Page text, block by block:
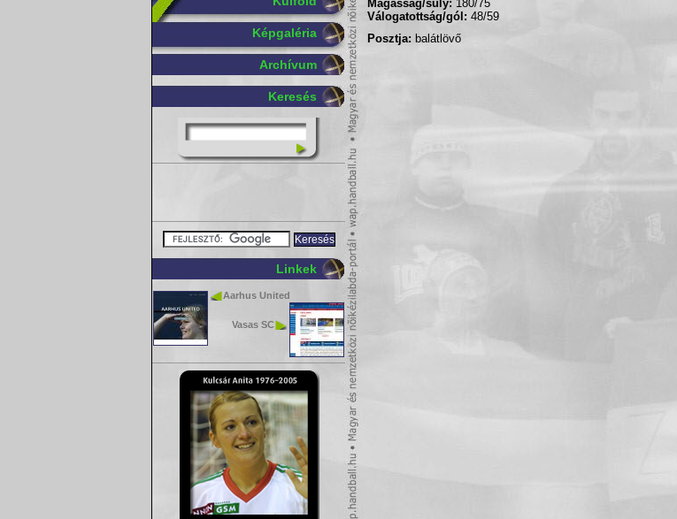
Képgaléria
Archívum
Keresés
Linkek
Aarhus United
Vasas SC
Magasság/súly: 180/75
Válogatottság/gól: 48/59
Posztja: balátlövő